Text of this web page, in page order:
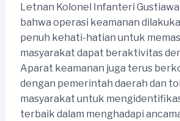
Letnan Kolonel Infanteri
bahwa operasi keamanan
penuh kehati-hatian untuk
masyarakat dapat beraktivitas
Aparat keamanan juga terus
dengan pemerintah daerah dan
masyarakat untuk
terbaik dalam menghadapi